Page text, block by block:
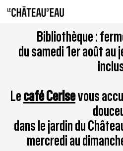
Aller
contenu
Aller
à
la
navigation
à
la
Bibliothèque :
du samedi 1er août au
Lecafé Cerisevous
dans le jardin du
mercredi au